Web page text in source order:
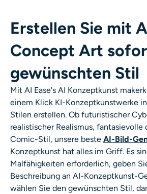
Erstellen Sie mit
Concept Art
gewünschten Stil
Mit AI Ease's AI Konzeptkunst maker
einem Klick KI-Konzeptkunstwerke
Stilen erstellen. Ob futuristischer
realistischer Realismus, fantasievolle
Comic-Stil, unsere beste AI-Bild-
Konzeptkunst hat alles im Griff. Es
Malfähigkeiten erforderlich, geben
Beschreibung an AI-Konzeptkunst-
wählen Sie den gewünschten Stil,